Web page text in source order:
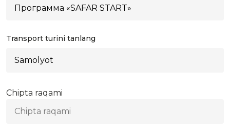
Transport turini tanlang
Chipta raqami